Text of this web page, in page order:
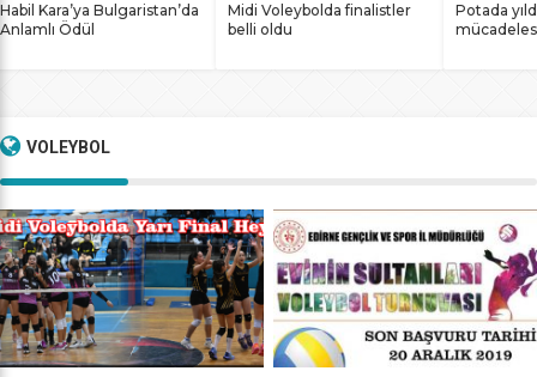
Habil Kara’ya Bulgaristan’da
Anlamlı Ödül
Midi Voleybolda finalistler
belli oldu
Potada
VOLEYBOL